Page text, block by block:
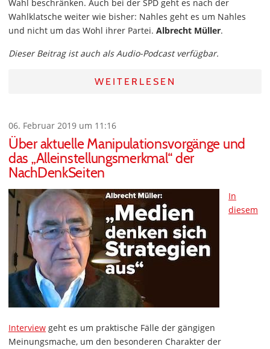
Wahl beschränken. Auch bei der SPD geht es nach der
Wahlklatsche weiter wie bisher: Nahles geht es um Nahles
und nicht um das Wohl ihrer Partei. Albrecht Müller.
Dieser Beitrag ist auch als Audio-Podcast verfügbar.
WEITERLESEN
06. Februar 2019 um 11:16
Über aktuelle Manipulationsvorgänge und
das „Alleinstellungsmerkmal“ der
NachDenkSeiten
In
diesem
Interview geht es um praktische Fälle der gängigen
Meinungsmache, um den besonderen Charakter der